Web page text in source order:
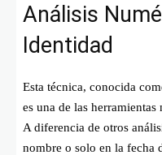
Análisis
Identidad
Esta técnica, conocida
es una de las
A diferencia de otros
nombre o solo en la fecha